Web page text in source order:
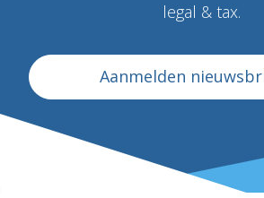
legal & tax.
Aanmelden